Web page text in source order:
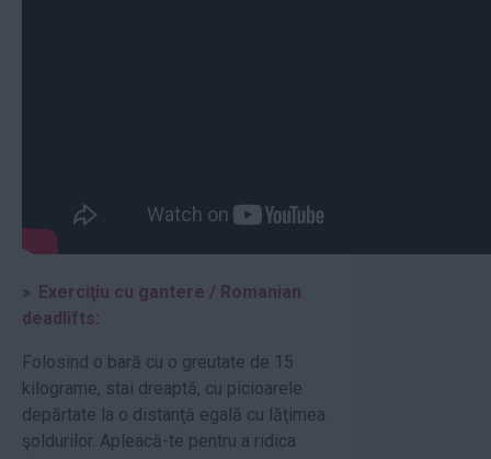
Exerciţiu cu gantere / Romanian
deadlifts:
Folosind o bară cu o greutate de 15
kilograme, stai dreaptă, cu picioarele
depărtate la o distanţă egală cu lăţimea
şoldurilor. Apleacă-te pentru a ridica